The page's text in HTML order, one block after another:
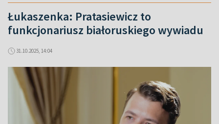
Łukaszenka: Pratasiewicz to
funkcjonariusz białoruskiego wywiadu
31.10.2025, 14:04